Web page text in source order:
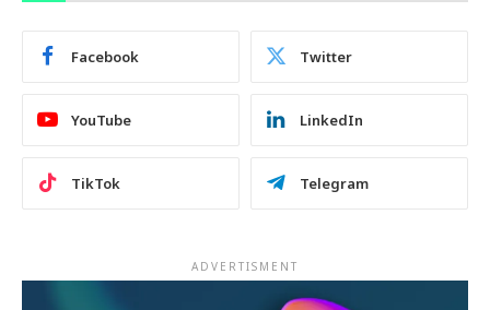
Facebook Twitter
YouTube LinkedIn
TikTok Telegram
ADVERTISMENT